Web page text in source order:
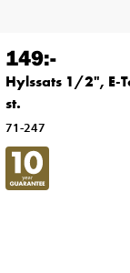
149:-
Hylssats 1/2", E-
st.
71-247